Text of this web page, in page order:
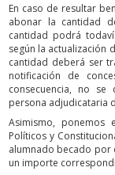
En caso de resultar
abonar la cantidad
cantidad podrá
según la actualización
cantidad deberá ser
notificación de
consecuencia, no
persona adjudicataria
Asimismo, ponemos
Políticos y
alumnado becado por
un importe